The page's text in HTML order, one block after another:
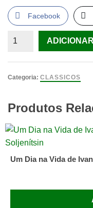
Facebook
Quantidade
Criada
Broch
ADICIONAR
Categoria: CLASSICOS
Produtos
Um Dia na Vida de